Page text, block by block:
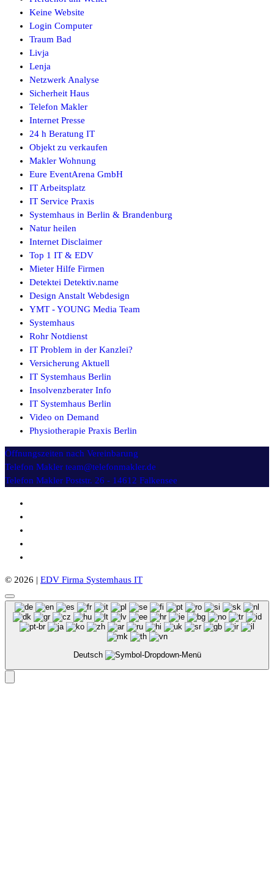
Keine Website
Login Computer
Traum Bad
Livja
Lenja
Netzwerk Analyse
Sicherheit Haus
Telefon Makler
Internet Presse
24 h Beratung IT
Objekt zu verkaufen
Makler Wohnung
Eure EventArena GmbH
IT Arbeitsplatz
IT Service Praxis
Systemhaus in Berlin & Brandenburg
Natur heilen
Internet Disclaimer
Top 1 IT & EDV
Mieter Hilfe Firmen
Detektei Detektiv.name
Design Anstalt Webdesign
YMT - YOUNG Media Team
Systemhaus
Rohr Notdienst
IT Problem in der Kanzlei?
Versicherung Aktuell
IT Systemhaus Berlin
Insolvenzberater Info
IT Systemhaus Berlin
Video on Demand
Physiotherapie Praxis Berlin
Öffnungszeiten nach Vereinbarung
Telefon Makler team@telefonmakler.de
Telefon Makler Poststr. 26 - 14612 Falkensee
© 2026 | EDV Firma Systemhaus IT
Deutsch